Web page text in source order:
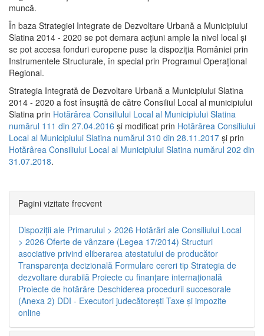
muncă.
În baza Strategiei Integrate de Dezvoltare Urbană a Municipiului
Slatina 2014 - 2020 se pot demara acţiuni ample la nivel local şi
se pot accesa fonduri europene puse la dispoziţia României prin
Instrumentele Structurale, în special prin Programul Operațional
Regional.
Strategia Integrată de Dezvoltare Urbană a Municipiului Slatina
2014 - 2020 a fost însuşită de către Consiliul Local al municipiului
Slatina prin Hotărârea Consiliului Local al Municipiului Slatina
numărul 111 din 27.04.2016 și modificat prin Hotărârea Consiliului
Local al Municipiului Slatina numărul 310 din 28.11.2017 și prin
Hotărârea Consiliului Local al Municipiului Slatina numărul 202 din
31.07.2018.
Pagini vizitate frecvent
Dispoziţii ale Primarului > 2026 Hotărâri ale Consiliului Local
> 2026 Oferte de vânzare (Legea 17/2014) Structuri
asociative privind eliberarea atestatului de producător
Transparenţa decizională Formulare cereri tip Strategia de
dezvoltare durabilă Proiecte cu finanţare internaţională
Proiecte de hotărâre Deschiderea procedurii succesorale
(Anexa 2) DDI - Executori judecătorești Taxe şi impozite
online